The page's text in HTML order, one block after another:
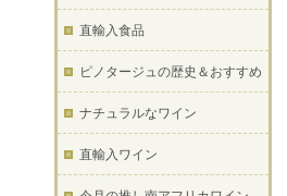
直輸入食品
ピノタージュの歴史＆おすすめ
ナチュラルなワイン
直輸入ワイン